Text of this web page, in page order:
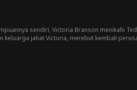
sendiri, Victoria Branson menikahi
keluarga jahat Victoria, merebut kembali